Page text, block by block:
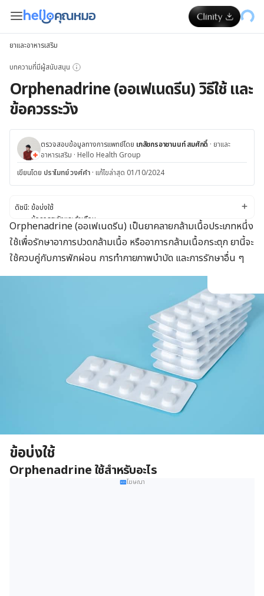
ยาและอาหารเสริม
บทความที่มีผู้สนับสนุน
Orphenadrine (ออเฟเนดรีน) วิธีใช้ และ
ข้อควรระวัง
ตรวจสอบข้อมูลทางการแพทย์โดย เภสัชกรอาชานนท์ สมศักดิ์ · ยาและ
อาหารเสริม · Hello Health Group
เขียนโดย ปราโมทย์ วงศ์คำ · แก้ไขล่าสุด 01/10/2024
ดัชนี: ข้อบ่งใช้
ข้อควรระวังและคำเตือน
ผลข้างเคียง
ปฏิกิริยาของยา
ขนาดยา
Orphenadrine (ออเฟเนดรีน) เป็นยาคลายกล้ามเนื้อประเภทหนึ่ง
ใช้เพื่อรักษาอาการปวดกล้ามเนื้อ หรืออาการกล้ามเนื้อกระตุก ยานี้จะ
ใช้ควบคู่กับการพักผ่อน การทำกายภาพบำบัด และการรักษาอื่น ๆ
ข้อบ่งใช้
Orphenadrine ใช้สำหรับอะไร
โฆษณา